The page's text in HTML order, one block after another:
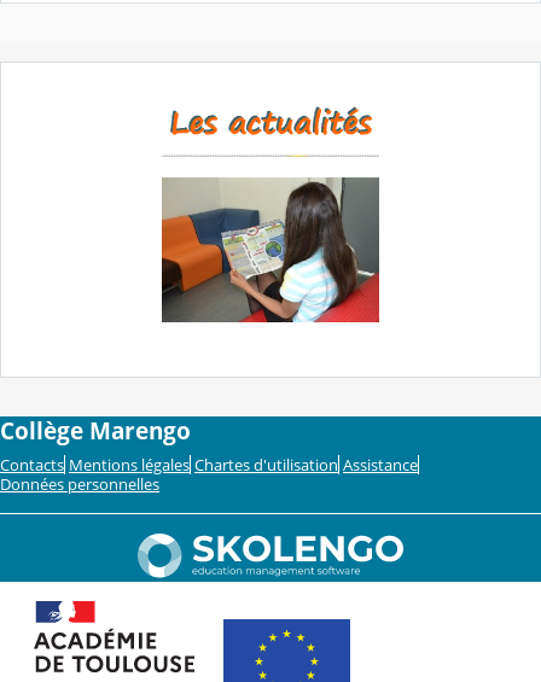
Collège Marengo
Contacts Mentions légales Chartes d'utilisation Assistance
Données personnelles